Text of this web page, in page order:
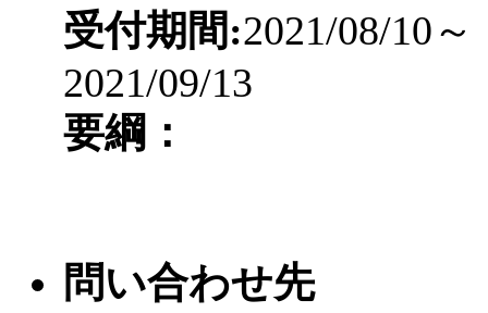
受付期間:2021/08/10～
2021/09/13
要綱：
問い合わせ先